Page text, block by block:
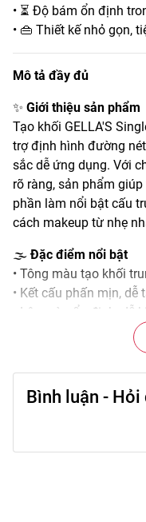
• ⏳ Độ bám ổn định
• 👜 Thiết kế nhỏ gọn,
Mô tả đầy đủ
✨ Giới thiệu sản phẩm
Tạo khối GELLA'S
trợ định hình đường
sắc dễ ứng dụng. Với
rõ ràng, sản phẩm
phần làm nổi bật cấu
cách makeup từ nhẹ
🌫️Đặc điểm nổi bật
• Tông màu tạo khối
• Kết cấu phấn mịn, dễ
• Lên màu ổn định, dễ
• Hạn chế tình trạng
• Thiết kế đơn sắc tiện
• Hỗ trợ tạo hiệu ứng
Bình luận - Hỏi